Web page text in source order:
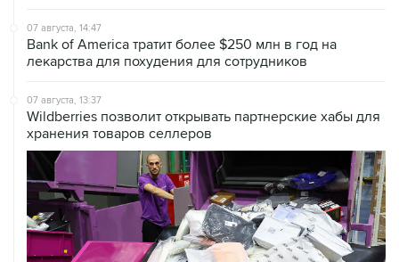
07 августа, 14:47
Bank of America тратит более $250 млн в год на
лекарства для похудения для сотрудников
07 августа, 13:37
Wildberries позволит открывать партнерские хабы для
хранения товаров селлеров